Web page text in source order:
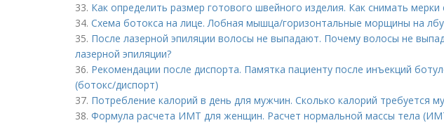
33. Как определить размер готового швейного изделия. Как снимать
34. Схема ботокса на лице. Лобная мышца/горизонтальные морщины на лбу
35. После лазерной эпиляции волосы не выпадают. Почему волосы не
лазерной эпиляции?
36. Рекомендации после диспорта. Памятка пациенту после инъекций
(ботокс/диспорт)
37. Потребление калорий в день для мужчин. Сколько калорий требуется
38. Формула расчета ИМТ для женщин. Расчет нормальной массы тела